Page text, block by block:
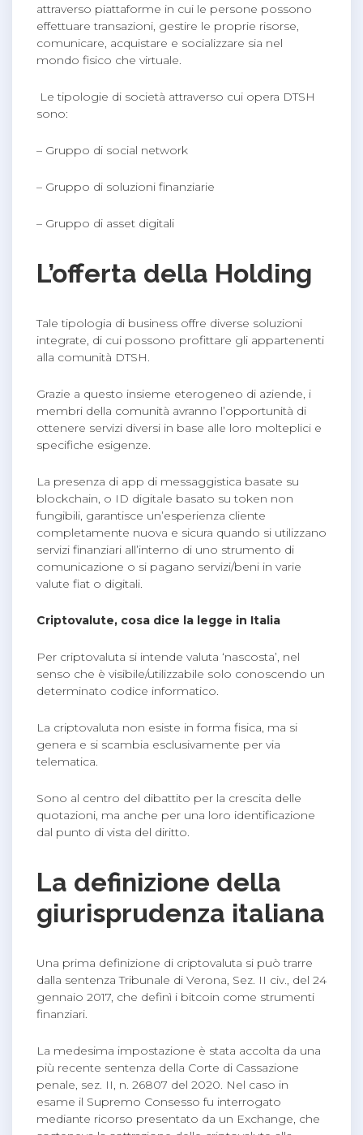
attraverso piattaforme in cui le persone possono
effettuare transazioni, gestire le proprie risorse,
comunicare, acquistare e socializzare sia nel
mondo fisico che virtuale.
Le tipologie di società attraverso cui opera DTSH
sono:
– Gruppo di social network
– Gruppo di soluzioni finanziarie
– Gruppo di asset digitali
L’offerta della Holding
Tale tipologia di business offre diverse soluzioni
integrate, di cui possono profittare gli appartenenti
alla comunità DTSH.
Grazie a questo insieme eterogeneo di aziende, i
membri della comunità avranno l’opportunità di
ottenere servizi diversi in base alle loro molteplici e
specifiche esigenze.
La presenza di app di messaggistica basate su
blockchain, o ID digitale basato su token non
fungibili, garantisce un’esperienza cliente
completamente nuova e sicura quando si utilizzano
servizi finanziari all’interno di uno strumento di
comunicazione o si pagano servizi/beni in varie
valute fiat o digitali.
Criptovalute, cosa dice la legge in Italia
Per criptovaluta si intende valuta ‘nascosta’, nel
senso che è visibile/utilizzabile solo conoscendo un
determinato codice informatico.
La criptovaluta non esiste in forma fisica, ma si
genera e si scambia esclusivamente per via
telematica.
Sono al centro del dibattito per la crescita delle
quotazioni, ma anche per una loro identificazione
dal punto di vista del diritto.
La definizione della
giurisprudenza italiana
Una prima definizione di criptovaluta si può trarre
dalla sentenza Tribunale di Verona, Sez. II civ., del 24
gennaio 2017, che definì i bitcoin come strumenti
finanziari.
La medesima impostazione è stata accolta da una
più recente sentenza della Corte di Cassazione
penale, sez. II, n. 26807 del 2020. Nel caso in
esame il Supremo Consesso fu interrogato
mediante ricorso presentato da un Exchange, che